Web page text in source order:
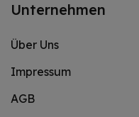
Unternehmen
Über Uns
Impressum
AGB